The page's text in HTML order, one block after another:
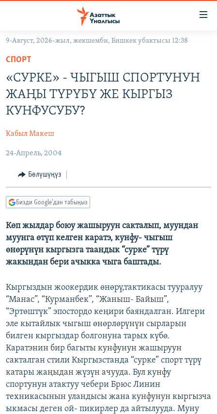
Навигацияга
өтүңүз
Издөөгө
салыңыз
САЯСАТ
ДҮЙНӨ
УКРАИНА
ТВ ПРОГРАММАЛАР
БҮГҮН АЗАТТЫКТА
ЭКСПЕРТТЕР ТАЛДАЙТ
ДАНИСТЕ
ЭЖЕ-СИҢДИЛЕР
АЗАТТЫК+
ЫҢГАЙСЫЗ СУРООЛОР
ПОДКАСТ
ӨЗГӨЧӨ ПИКИР
Русский
ОНЛАЙН ШЕРИНЕ
ЭЕ/АРнун бардык сайттары
9-Август, 2026-жыл, жекшемби, Бишкек убактысы 12:38
СПОРТ
«СУРКЕ» - ЧЫГЫШ СПОРТУНУН
ЖАҢЫ ТҮРҮБҮ ЖЕ КЫРГЫЗ
КУНФУСУБУ?
Кабыл Макеш
24-Апрель, 2004
Бөлүшүңүз
Бизди Google'дан табыңыз
Көп жылдар боюу жашыруун сакталып, муундан
муунга өтүп келген каратэ, кунфу- чыгыш
өнөрүнүн кыргызга таандык “сурке” түрү
жакындан бери ачыкка чыга баштады.
Кыргыздын жоокердик өнөрү,тактикасы тууралуу
“Манас”, “Курманбек”, “Жаныш- Байыш”,
“Эртөштүк” эпостордо кеңири баяндалган. Илгери
эле кытайлык чыгыш өнөрлөрүнүн сырларын
билген кыргыздар болгонуна тарых күбө.
Каратэнин бир багыты кунфунун жашыруун
сакталган стили Кыргызстанда “сурке” спорт түрү
катары жаңыдан жүзүн ачууда. Бул кунфу
спортунун атактуу чебери Брюс Линин
техникасынын уландысы жана кунфунун кыргызча
ыкмасы деген ой- пикирлер да айтылууда. Муну